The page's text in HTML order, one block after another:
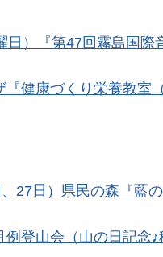
）『第47回霧島国
健康づくり栄養教室
27日）県民の森『藍
登山会（山の日記念